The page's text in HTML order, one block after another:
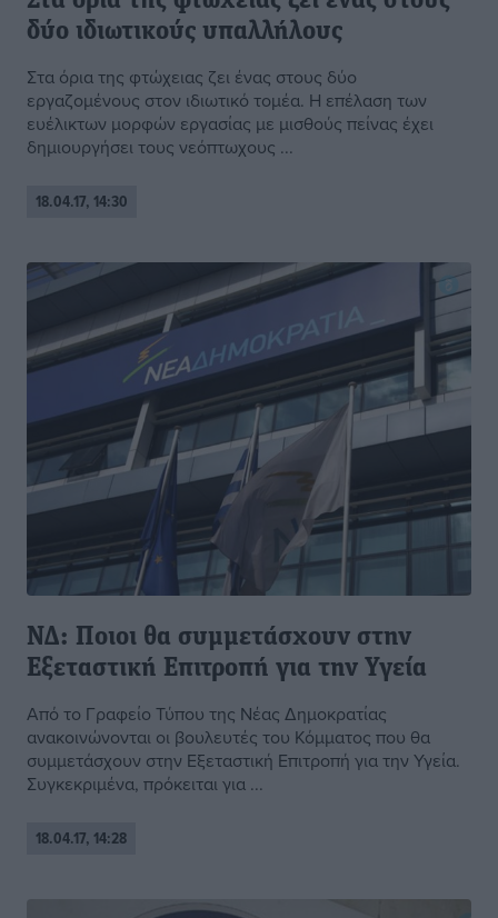
δύο ιδιωτικούς υπαλλήλους
Στα όρια της φτώχειας ζει ένας στους δύο
εργαζομένους στον ιδιωτικό τομέα. Η επέλαση των
ευέλικτων μορφών εργασίας με μισθούς πείνας έχει
δημιουργήσει τους νεόπτωχους ...
18.04.17, 14:30
ΝΔ: Ποιοι θα συμμετάσχουν στην
Εξεταστική Επιτροπή για την Υγεία
Από το Γραφείο Τύπου της Νέας Δημοκρατίας
ανακοινώνονται οι βουλευτές του Κόμματος που θα
συμμετάσχουν στην Εξεταστική Επιτροπή για την Υγεία.
Συγκεκριμένα, πρόκειται για ...
18.04.17, 14:28